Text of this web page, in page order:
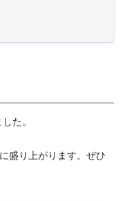
た。
盛り上がります。ぜひ